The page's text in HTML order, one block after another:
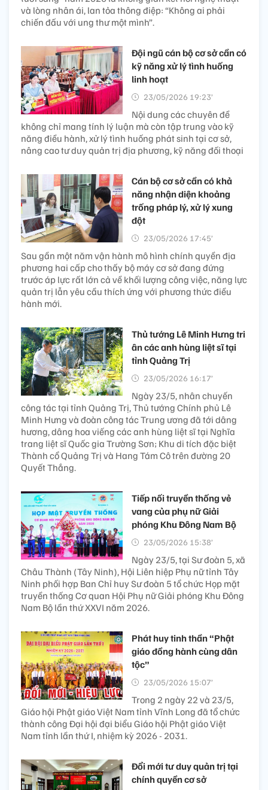
và lòng nhân ái, lan tỏa thông điệp: “Không ai phải
chiến đấu với ung thư một mình”.
Đội ngũ cán bộ cơ sở cần có
kỹ năng xử lý tình huống
linh hoạt
23/05/2026 19:23’
Nội dung các chuyên đề
không chỉ mang tính lý luận mà còn tập trung vào kỹ
năng điều hành, xử lý tình huống phát sinh tại cơ sở,
nâng cao tư duy quản trị địa phương, kỹ năng đối thoại
Cán bộ cơ sở cần có khả
năng nhận diện khoảng
trống pháp lý, xử lý xung
đột
23/05/2026 17:45’
Sau gần một năm vận hành mô hình chính quyền địa
phương hai cấp cho thấy bộ máy cơ sở đang đứng
trước áp lực rất lớn cả về khối lượng công việc, năng lực
quản trị lẫn yêu cầu thích ứng với phương thức điều
hành mới.
Thủ tướng Lê Minh Hưng tri
ân các anh hùng liệt sĩ tại
tỉnh Quảng Trị
23/05/2026 16:17’
Ngày 23/5, nhân chuyến
công tác tại tỉnh Quảng Trị, Thủ tướng Chính phủ Lê
Minh Hưng và đoàn công tác Trung ương đã tới dâng
hương, dâng hoa viếng các anh hùng liệt sĩ tại Nghĩa
trang liệt sĩ Quốc gia Trường Sơn; Khu di tích đặc biệt
Thành cổ Quảng Trị và Hang Tám Cô trên đường 20
Quyết Thắng.
Tiếp nối truyền thống vẻ
vang của phụ nữ Giải
phóng Khu Đông Nam Bộ
23/05/2026 15:38’
Ngày 23/5, tại Sư đoàn 5, xã
Châu Thành (Tây Ninh), Hội Liên hiệp Phụ nữ tỉnh Tây
Ninh phối hợp Ban Chỉ huy Sư đoàn 5 tổ chức Họp mặt
truyền thống Cơ quan Hội Phụ nữ Giải phóng Khu Đông
Nam Bộ lần thứ XXVI năm 2026.
Phát huy tinh thần “Phật
giáo đồng hành cùng dân
tộc”
23/05/2026 15:07’
Trong 2 ngày 22 và 23/5,
Giáo hội Phật giáo Việt Nam tỉnh Vĩnh Long đã tổ chức
thành công Đại hội đại biểu Giáo hội Phật giáo Việt
Nam tỉnh lần thứ I, nhiệm kỳ 2026 - 2031.
Đổi mới tư duy quản trị tại
chính quyền cơ sở